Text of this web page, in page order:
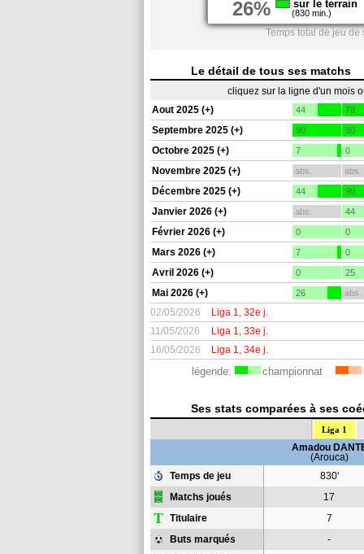
26% sur le terrain
(830 min.)
Temps total de jeu
Le détail de tous ses matchs
cliquez sur la ligne d'un mois
Aout 2025 (+)
44 78
Septembre 2025 (+) 90 90
Octobre 2025 (+) 7 0
Novembre 2025 (+) abs. abs.
Décembre 2025 (+) 44 90
Janvier 2026 (+) abs. 44
Février 2026 (+) 0 0
Mars 2026 (+) 7 0
Avril 2026 (+) 0 25
Mai 2026 (+) 26 abs.
02/05/2026 Liga 1, 32e j.
11/05/2026
Liga 1, 33e j.
16/05/2026
Liga 1, 34e j.
légende: championnat
Ses stats comparées à ses
Liga 1
Amadou
(Arouca)
Temps de jeu
830'
Matchs joués 17
T Titulaire 7
Buts marqués -